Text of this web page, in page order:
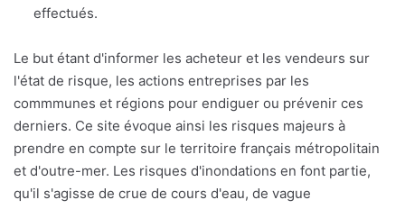
effectués.
Le but étant d'informer les acheteur et les vendeurs sur
l'état de risque, les actions entreprises par les
commmunes et régions pour endiguer ou prévenir ces
derniers. Ce site évoque ainsi les risques majeurs à
prendre en compte sur le territoire français métropolitain
et d'outre-mer. Les risques d'inondations en font partie,
qu'il s'agisse de crue de cours d'eau, de vague